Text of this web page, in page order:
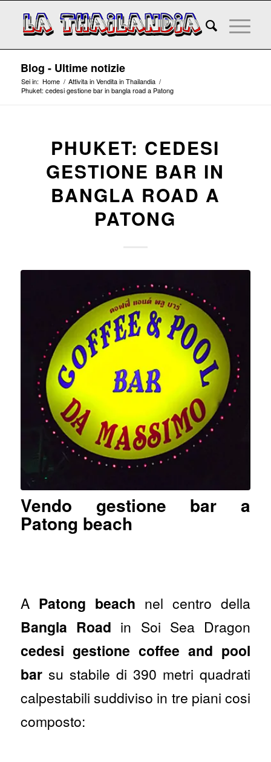
Blog - Ultime notizie
Sei in: Home / Attivita in Vendita in Thailandia /
Phuket: cedesi gestione bar in bangla road a Patong
PHUKET: CEDESI
GESTIONE BAR IN
BANGLA ROAD A
PATONG
Vendo gestione bar a
Patong beach
A Patong beach nel centro della
Bangla Road in Soi Sea Dragon
cedesi gestione coffee and pool
barsu stabile di 390 metri quadrati
calpestabili suddiviso in tre piani cosi
composto: